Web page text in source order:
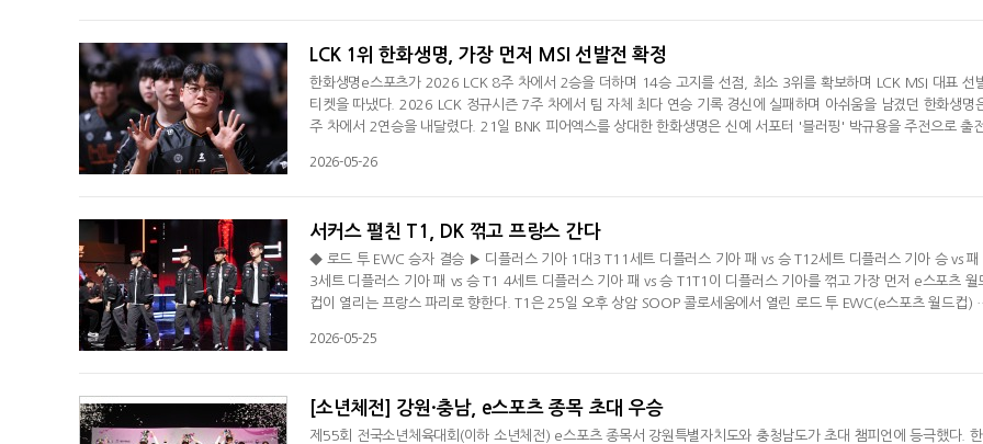
LCK 1위 한화생명, 가장 먼저 MSI 선발전 확정
한화생명e스포츠가 2026 LCK 8주 차에서 2승을 더하며 14승 고지를 선점, 최소 3위를 확보하며 LCK MSI 대표 선
티켓을 따냈다. 2026 LCK 정규시즌 7주 차에서 팀 자체 최다 연승 기록 경신에 실패하며 아쉬움을 남겼던 한화생명
주 차에서 2연승을 내달렸다. 21일 BNK 피어엑스를 상대한 한화생명은 신예 서포터 '블러핑' 박규용을 주전으로 출
농심 레드포스를 만난 한화생명은 1세트에서 패했지만 2세트에서 미드 라이너 '제카' 김건우의 오로라가 12킬, 바텀 '
2026-05-26
서커스 펼친 T1, DK 꺾고 프랑스 간다
◆ 로드 투 EWC 승자 결승 ▶ 디플러스 기아 1대3 T11세트 디플러스 기아 패 vs 승 T12세트 디플러스 기아 승 vs 패
3세트 디플러스 기아 패 vs 승 T1 4세트 디플러스 기아 패 vs 승 T1T1이 디플러스 기아를 꺾고 가장 먼저 e스포츠 월
컵이 열리는 프랑스 파리로 향한다. T1은 25일 오후 상암 SOOP 콜로세움에서 열린 로드 투 EWC(e스포츠 월드컵)
확정지었다. 1세트 초반 탑에서 벌어진 전투서 '오너' 문현준의 트런들과 '페이커' 이상혁의 아칼리가 활약하며 리드를
2026-05-25
[소년체전] 강원·충남, e스포츠 종목 초대 우승
제55회 전국소년체육대회(이하 소년체전) e스포츠 종목서 강원특별자치도와 충청남도가 초대 챔피언에 등극했다.